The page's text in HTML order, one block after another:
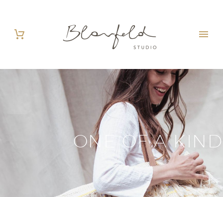
ONE OF A KIND